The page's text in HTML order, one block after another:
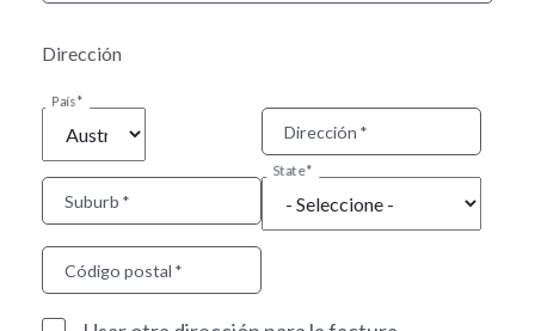
Dirección
País
Dirección
Suburb
State
Código postal